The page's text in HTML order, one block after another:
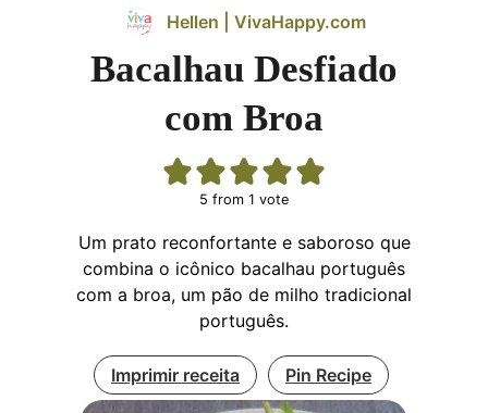
Hellen | VivaHappy.com
Bacalhau Desfiado
com Broa
5 from 1 vote
Um prato reconfortante e saboroso que
combina o icônico bacalhau português
com a broa, um pão de milho tradicional
português.
Imprimir receita Pin Recipe